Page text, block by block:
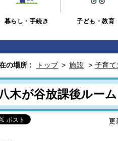
暮らし・手続き 子ども・教育
の場所 : トップ > 施設 > 子育
八木が谷放課後ルーム
更